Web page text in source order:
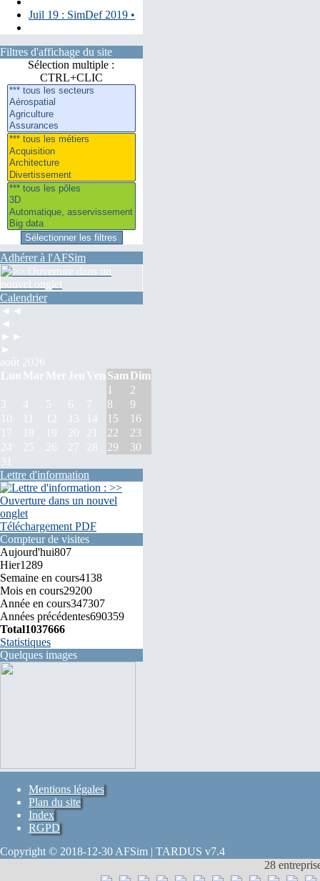
Juil 19 : SimDef 2019 •
Filtres d'affichage du site
Sélection multiple :
CTRL+CLIC
Adhérer à l'AFSim
Calendrier
◄◄
◄
►►
►
août 2026
Lun Mar Mer Jeu Ven Sam Dim
1
2
3
4 5 6 7 8
9
10
11 12 13 14 15
16
17
18 19 20 21 22
23
24
25 26 27 28 29
30
31
Lettre d'information
Téléchargement PDF
Compteur de visites
Aujourd'hui807
Hier1289
Semaine en cours4138
Mois en cours29200
Année en cours347307
Années précédentes690359
Total1037666
Statistiques
Quelques images
Mentions légales
Plan du site
Index
RGPD
Copyright © 2018-12-30 AFSim | TARDUS v7.4
28